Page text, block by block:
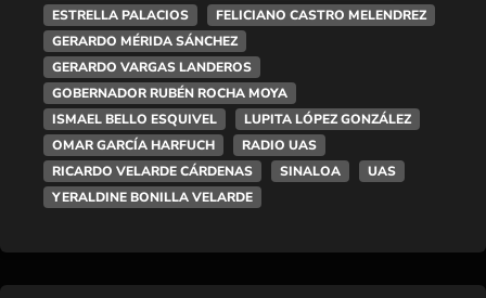
ESTRELLA PALACIOS
FELICIANO CASTRO MELENDREZ
GERARDO MÉRIDA SÁNCHEZ
GERARDO VARGAS LANDEROS
GOBERNADOR RUBÉN ROCHA MOYA
ISMAEL BELLO ESQUIVEL
LUPITA LÓPEZ GONZÁLEZ
OMAR GARCÍA HARFUCH
RADIO UAS
RICARDO VELARDE CÁRDENAS
SINALOA
UAS
YERALDINE BONILLA VELARDE